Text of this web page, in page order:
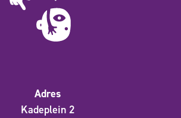
Adres
Kadeplein 2